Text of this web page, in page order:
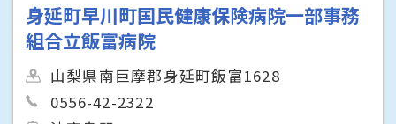
身延町早川町国民健康保険病院一部事務
組合立飯富病院
山梨県南巨摩郡身延町飯富1628
0556-42-2322